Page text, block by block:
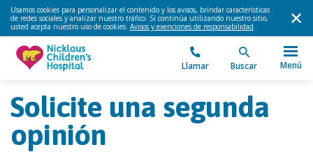
Usamos cookies para personalizar el contenido y los avisos, brindar características
de redes sociales y analizar nuestro tráfico. Si continúa utilizando nuestro sitio,
usted acepta nuestro uso de cookies. Avisos y exenciones de responsabilidad.
Llamar Buscar Menú
Solicite una segunda
opinión